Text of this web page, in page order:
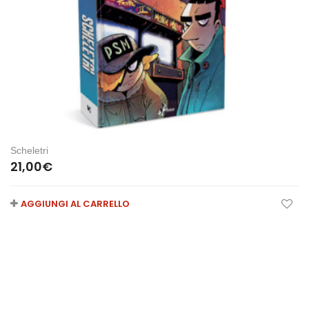
Scheletri
21,00€
AGGIUNGI AL CARRELLO